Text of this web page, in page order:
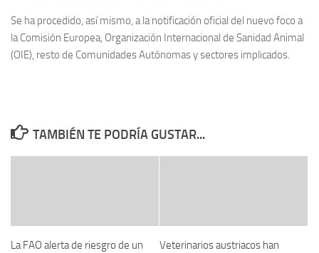
Se ha procedido, así mismo, a la notificación oficial del nuevo foco a
la Comisión Europea, Organización Internacional de Sanidad Animal
(OIE), resto de Comunidades Autónomas y sectores implicados.
TAMBIÉN TE PODRÍA GUSTAR...
La FAO alerta de riesgro de un
Veterinarios austriacos han